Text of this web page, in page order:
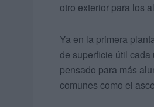
otro exterior para los
Ya en la primera
de superficie útil
pensado para más
comunes como el